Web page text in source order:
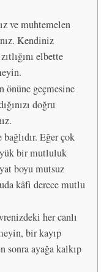
ve muhtemelen
Kendiniz
elbette
önüne geçmesine
doğru
Eğer çok
bir mutluluk
boyu mutsuz
kâfi derece mutlu
her canlı
bir kayıp
sonra ayağa kalkıp